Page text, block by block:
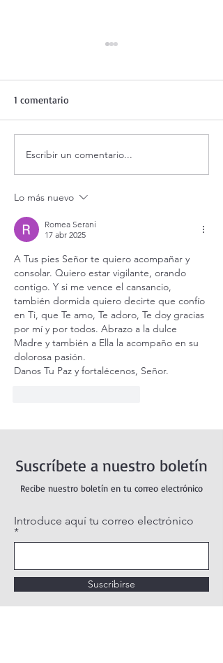
Adoración al Santísimo en
vivo.
1 comentario
Escribir un comentario...
Lo más nuevo
Romea Serani
17 abr 2025
A Tus pies Señor te quiero acompañar y
consolar. Quiero estar vigilante, orando
contigo. Y si me vence el cansancio,
también dormida quiero decirte que confío
en Ti, que Te amo, Te adoro, Te doy gracias
por mí y por todos. Abrazo a la dulce
Madre y también a Ella la acompaño en su
dolorosa pasión.
Danos Tu Paz y fortalécenos, Señor.
Suscríbete a nuestro boletín
Recibe nuestro boletín en tu correo electrónico
Introduce aquí tu correo electrónico
Suscribirse